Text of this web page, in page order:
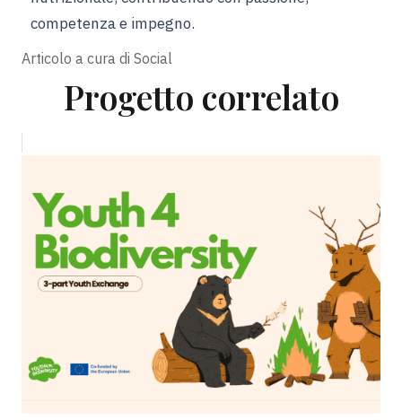
competenza e impegno.
Articolo a cura di Social
Progetto correlato